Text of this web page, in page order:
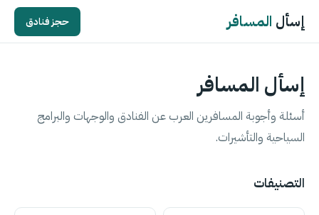
إسأل المسافر حجز فنادق
إسأل المسافر
أسئلة وأجوبة المسافرين العرب عن الفنادق والوجهات والبرامج
السياحية والتأشيرات.
التصنيفات